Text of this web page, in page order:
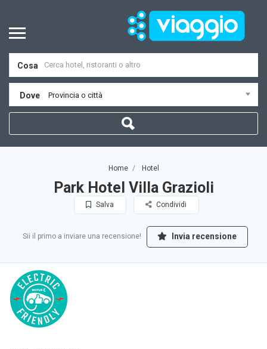
Cosa
Dove Provincia o città
Home Hotel
Park Hotel Villa Grazioli
Salva Condividi
Sii il primo a inviare una recensione! Invia recensione